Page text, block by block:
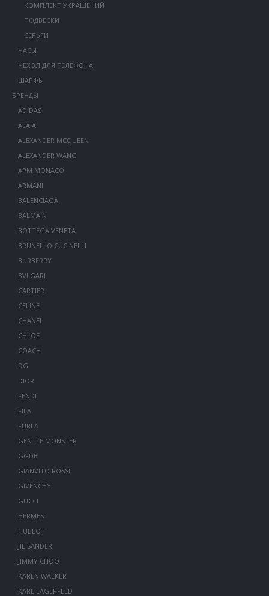
КОМПЛЕКТ УКРАШЕНИЙ
ПОДВЕСКИ
СЕРЬГИ
ЧАСЫ
ЧЕХОЛ ДЛЯ ТЕЛЕФОНА
ШАРФЫ
БРЕНДЫ
ADIDAS
ALAIA
ALEXANDER MCQUEEN
ALEXANDER WANG
APM MONACO
ARMANI
BALENCIAGA
BALMAIN
BOTTEGA VENETA
BRUNELLO CUCINELLI
BURBERRY
BVLGARI
CARTIER
CELINE
CHANEL
CHLOE
COACH
DG
DIOR
FENDI
FILA
FURLA
GENTLE MONSTER
GGDB
GIANVITO ROSSI
GIVENCHY
GUCCI
HERMES
HUBLOT
JIL SANDER
JIMMY CHOO
KAREN WALKER
KARL LAGERFELD